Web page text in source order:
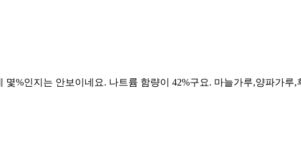
%인지는 안보이네요. 나트륨 함량이 42%구요. 마늘가루,양파가